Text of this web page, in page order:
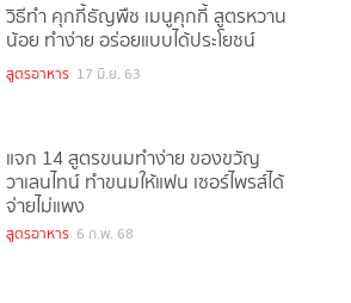
วิธีทำ คุกกี้ธัญพืช เมนูคุกกี้ สูตรหวาน
น้อย ทำง่าย อร่อยแบบได้ประโยชน์
สูตรอาหาร 17 มิ.ย. 63
แจก 14 สูตรขนมทำง่าย ของขวัญ
วาเลนไทน์ ทำขนมให้แฟน เซอร์ไพรส์ได้
จ่ายไม่แพง
สูตรอาหาร 6 ก.พ. 68